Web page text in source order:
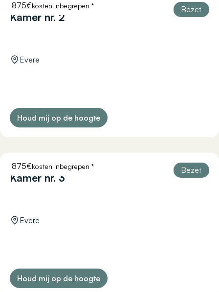
875€kosten inbegrepen *
RÉSISTANCE 45
Kamer nr. 2
Bezet
Evere
Houd mij op de hoogte
875€kosten inbegrepen *
RÉSISTANCE 45
Kamer nr. 3
Bezet
Evere
Houd mij op de hoogte